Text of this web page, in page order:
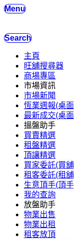
Menu
Search
主頁
旺舖搜尋器
商場專區
市場資訊
市場新聞
恆業週報(桌
最新成交(桌
搵盤助手
買賣精選
租盤精選
頂讓精選
買家委託(買
租客委託(租
生意頂手(頂
我的查詢
放盤助手
物業出售
物業出租
租客放頂